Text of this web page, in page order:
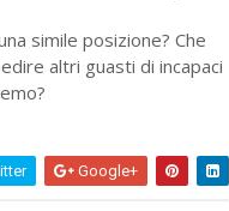
simile posizione? Che
altri guasti di incapaci
Google+